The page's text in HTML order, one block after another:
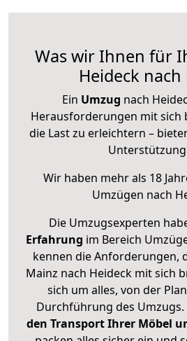
Was wir Ihnen für
Heideck nach
Ein Umzug nach
Herausforderungen mit sich
die Last zu erleichtern –
Wir haben mehr als 18
Umzügen nach
Die Umzugsexperten
Erfahrung im Bereich
kennen die Anforderungen,
Mainz nach Heideck mit sich
sich um alles, von der
Durchführung des Umzugs.
den Transport Ihrer Möbel